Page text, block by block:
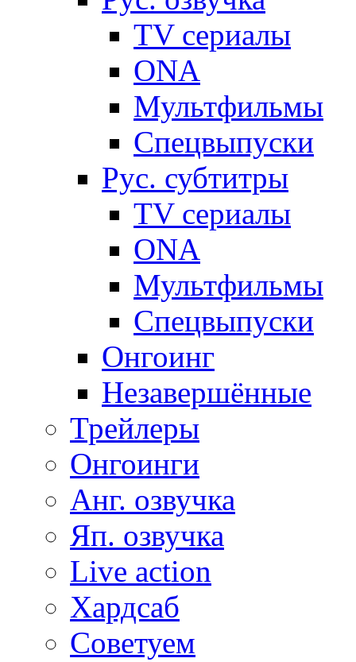
TV сериалы
ONA
Мультфильмы
Спецвыпуски
Рус. субтитры
TV сериалы
ONA
Мультфильмы
Спецвыпуски
Онгоинг
Незавершённые
Трейлеры
Онгоинги
Анг. озвучка
Яп. озвучка
Live action
Хардсаб
Советуем